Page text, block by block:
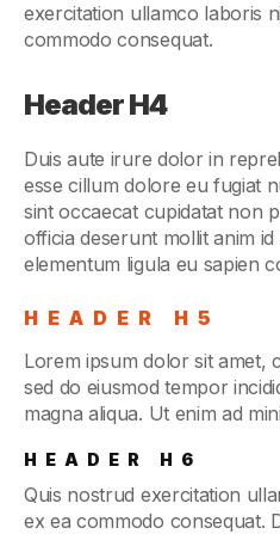
exercitation ullamco laboris
commodo consequat.
Header H4
Duis aute irure dolor in
esse cillum dolore eu fugiat
sint occaecat cupidatat non
officia deserunt mollit anim
elementum ligula eu sapien
HEADER H5
Lorem ipsum dolor sit amet,
sed do eiusmod tempor
magna aliqua. Ut enim ad
HEADER H6
Quis nostrud exercitation
ex ea commodo consequat.